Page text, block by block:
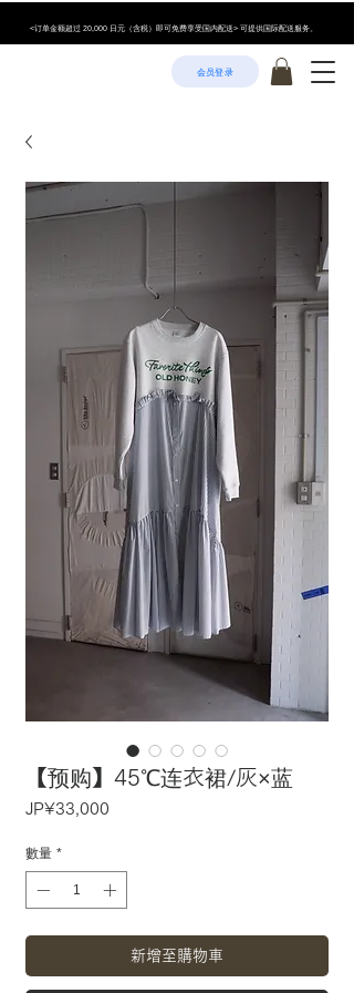
<订单金额超过 20,000 日元（含税）即可免费享受国内配送> 可提供国际配送服务。
会员登录
【预购】45℃连衣裙/灰×蓝
JP¥33,000
數量 *
新增至購物車